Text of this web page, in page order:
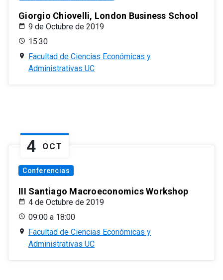
Giorgio Chiovelli, London Business School
9 de Octubre de 2019
15:30
Facultad de Ciencias Económicas y
Administrativas UC
4 OCT
Conferencias
III Santiago Macroeconomics Workshop
4 de Octubre de 2019
09:00 a 18:00
Facultad de Ciencias Económicas y
Administrativas UC